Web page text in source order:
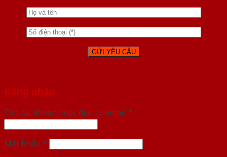
Đăng nhập
Tên tài khoản hoặc địa chỉ email *
Mật khẩu *